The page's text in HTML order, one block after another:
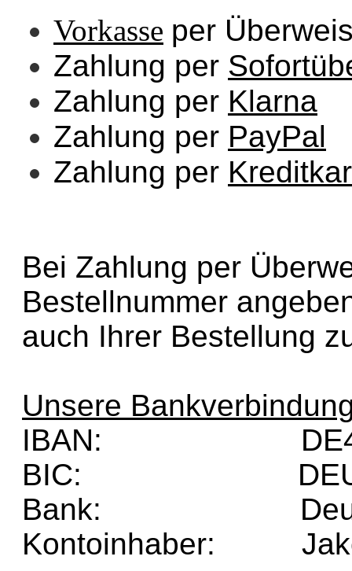
Vorkasse per
Zahlung per
Zahlung per Klarna
Zahlung per PayPal
Zahlung per
Bei Zahlung per
Bestellnummer
auch Ihrer Bestellung
Unsere
IBAN:
BIC:
Bank:
Kontoinhaber: